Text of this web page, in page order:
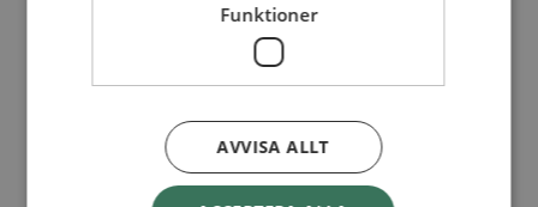
Materialbank
Redovisning och lönehantering
Kyrkoavgiften
LOGGA IN
Dokumentbanken
Funktioner
AVVISA ALLT